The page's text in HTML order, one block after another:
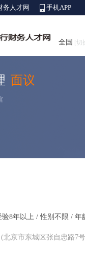
务人才网 手机APP
全国 [切
面议
验8年以上 / 性别不限 / 年
(北京市东城区张自忠路7